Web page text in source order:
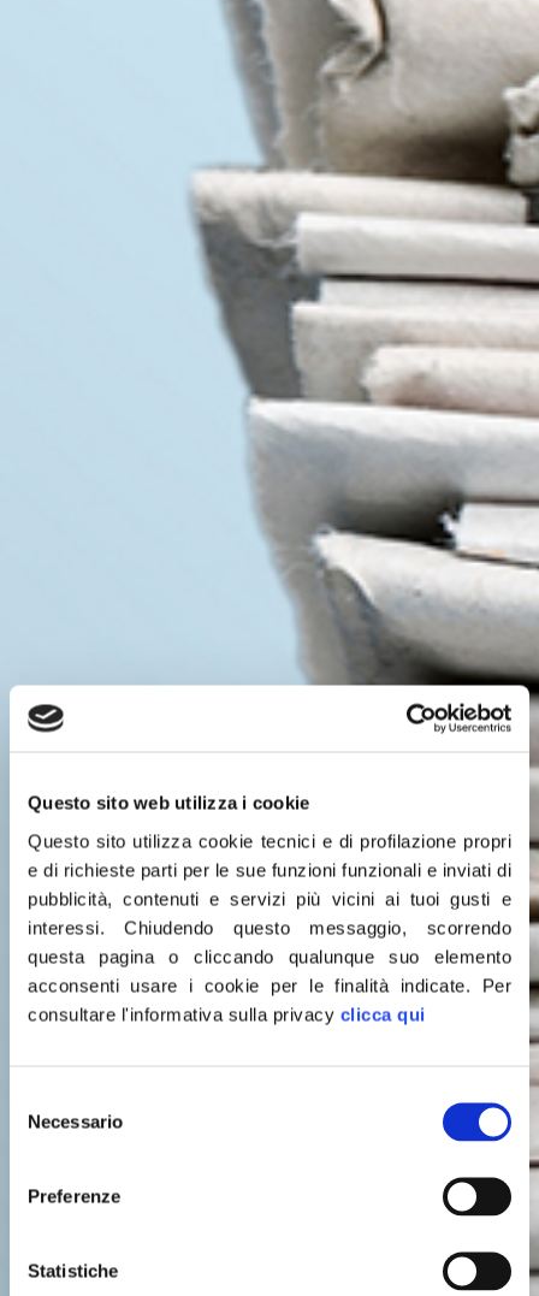
Questo sito web utilizza i cookie
Questo sito utilizza cookie tecnici e di profilazione propri
e di richieste parti per le sue funzioni funzionali e inviati di
pubblicità, contenuti e servizi più vicini ai tuoi gusti e
interessi.Chiudendo questo messaggio, scorrendo
questa pagina o cliccando qualunque suo elemento
acconsenti usare i cookie per le finalità indicate. Per
consultare l'informativa sulla privacy clicca qui
delNecessario
Preferenze
Statistiche
Leggi le